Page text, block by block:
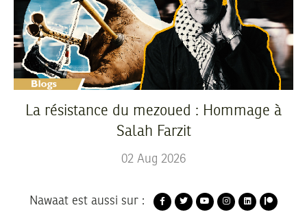
La résistance du mezoued : Hommage à
Salah Farzit
02 Aug 2026
Nawaat est aussi sur :